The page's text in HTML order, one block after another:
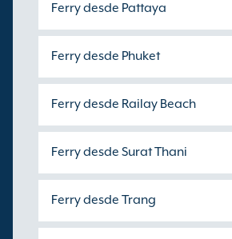
Ferry desde Pattaya
Ferry desde Phuket
Ferry desde Railay Beach
Ferry desde Surat Thani
Ferry desde Trang